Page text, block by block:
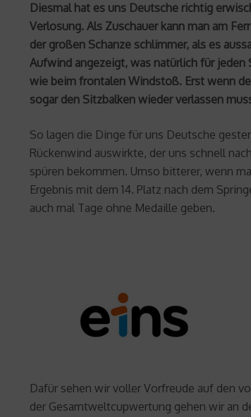
Diesmal hat es uns Deutsche richtig
Verlosung. Als Zuschauer kann man am
der großen Schanze schlimmer, als es
Aufwind angezeigt, was natürlich für
wie beim frontalen Windstoß. Erst wenn
sogar den Sitzbalken wieder verlassen
So lagen die Dinge für uns Deutsche
Rückenwind auswirkte, der uns schnell
spüren bekommen. Umso bitterer, wenn
Ergebnis mit dem 14. Platz nach dem
auch mal Tage ohne Medaille geben.
Dafür sehen wir voller Vorfreude auf den
der Gesamtweltcupwertung gehen wir an